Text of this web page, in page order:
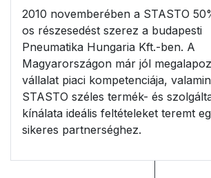
2010 novemberében a STASTO
os részesedést szerez a budapesti
Pneumatika Hungaria Kft.-ben. A
Magyarországon már jól
vállalat piaci kompetenciája,
STASTO széles termék- és
kínálata ideális feltételeket teremt
sikeres partnerséghez.